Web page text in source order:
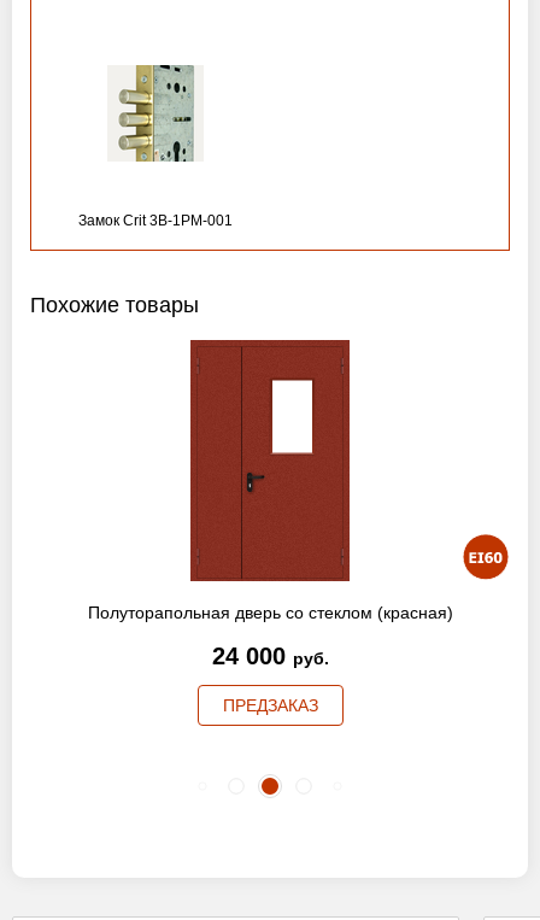
Замок Crit 3B-1PM-001
Похожие товары
Полуторапольная дверь со стеклом (красная)
24 000 руб.
ПРЕДЗАКАЗ